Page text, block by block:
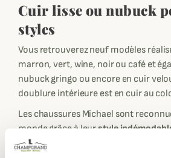
Cuir lisse ou nubuck
styles
Vous retrouverez neuf modèles
marron, vert, wine, noir ou café et
nubuck gringo ou encore en cuir
doublure intérieure est en cuir au
Les chaussures Michael sont
monde grâce à leurstyle
toutes les générations et tous les